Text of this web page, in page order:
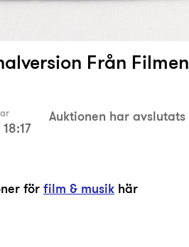
Från Filmen
Auktionen har avslutats
förfilm & musik här